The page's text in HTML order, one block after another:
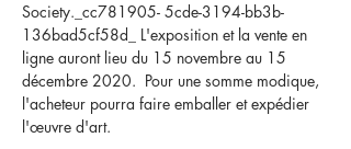
Society._cc781905- 5cde-3194-bb3b-
136bad5cf58d_ L'exposition et la vente en
ligne auront lieu du 15 novembre au 15
décembre 2020.  Pour une somme modique,
l'acheteur pourra faire emballer et expédier
l'œuvre d'art.